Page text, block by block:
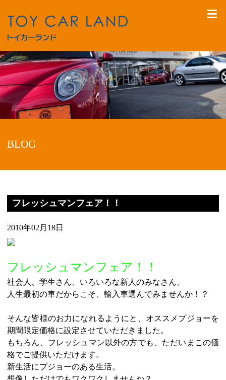
BLOG
フレッシュマンフェア！！
2010年02月18日
フレッシュマンフェア！！
社会人、学生さん、いろいろな新人のみなさん、
人生最初の車だからこそ、輸入車選んでみませんか！？
そんな皆様のお力になれるようにと、オススメプジョーを
期間限定価格に設定させていただきました。
もちろん、フレッシュマン以外の方でも、ただいまこの価
格でご提供いただけます。
新生活にプジョーのある生活。